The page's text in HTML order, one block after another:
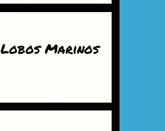
Lobos Marinos